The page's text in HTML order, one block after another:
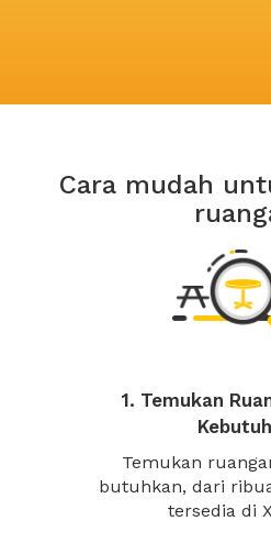
Cara mudah
1. Temukan
Temukan
butuhkan, dari
tersedia di